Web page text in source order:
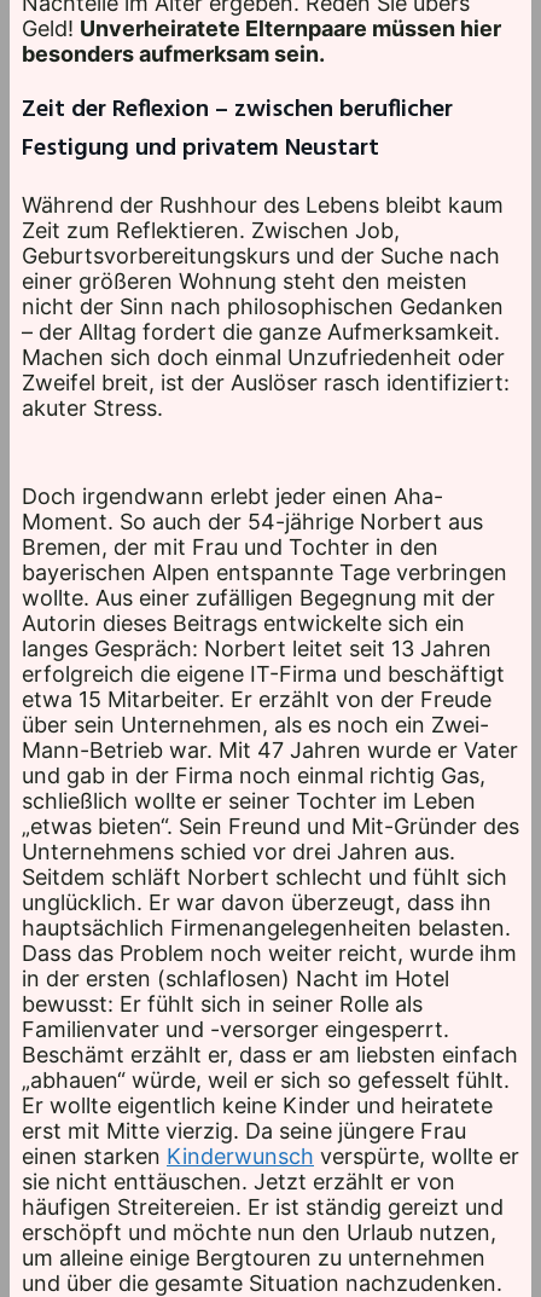
Geld! Unverheiratete Elternpaare müssen hier
besonders aufmerksam sein.
Zeit der Reflexion – zwischen beruflicher
Festigung und privatem Neustart
Während der Rushhour des Lebens bleibt kaum
Zeit zum Reflektieren. Zwischen Job,
Geburtsvorbereitungskurs und der Suche nach
einer größeren Wohnung steht den meisten
nicht der Sinn nach philosophischen Gedanken
– der Alltag fordert die ganze Aufmerksamkeit.
Machen sich doch einmal Unzufriedenheit oder
Zweifel breit, ist der Auslöser rasch identifiziert:
akuter Stress.
Doch irgendwann erlebt jeder einen Aha-
Moment. So auch der 54-jährige Norbert aus
Bremen, der mit Frau und Tochter in den
bayerischen Alpen entspannte Tage verbringen
wollte. Aus einer zufälligen Begegnung mit der
Autorin dieses Beitrags entwickelte sich ein
langes Gespräch: Norbert leitet seit 13 Jahren
erfolgreich die eigene IT-Firma und beschäftigt
etwa 15 Mitarbeiter. Er erzählt von der Freude
über sein Unternehmen, als es noch ein Zwei-
Mann-Betrieb war. Mit 47 Jahren wurde er Vater
und gab in der Firma noch einmal richtig Gas,
schließlich wollte er seiner Tochter im Leben
„etwas bieten“. Sein Freund und Mit-Gründer des
Unternehmens schied vor drei Jahren aus.
Seitdem schläft Norbert schlecht und fühlt sich
unglücklich. Er war davon überzeugt, dass ihn
hauptsächlich Firmenangelegenheiten belasten.
Dass das Problem noch weiter reicht, wurde ihm
in der ersten (schlaflosen) Nacht im Hotel
bewusst: Er fühlt sich in seiner Rolle als
Familienvater und -versorger eingesperrt.
Beschämt erzählt er, dass er am liebsten einfach
„abhauen“ würde, weil er sich so gefesselt fühlt.
Er wollte eigentlich keine Kinder und heiratete
erst mit Mitte vierzig. Da seine jüngere Frau
einen starken Kinderwunsch verspürte, wollte er
sie nicht enttäuschen. Jetzt erzählt er von
häufigen Streitereien. Er ist ständig gereizt und
erschöpft und möchte nun den Urlaub nutzen,
um alleine einige Bergtouren zu unternehmen
und über die gesamte Situation nachzudenken.